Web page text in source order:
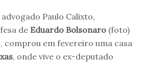
Paulo Calixto,
de Eduardo Bolsonaro (foto)
comprou em fevereiro uma casa
, onde vive o ex-deputado